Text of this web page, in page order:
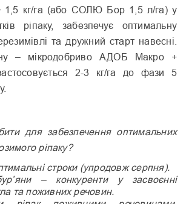
кг/га (або СОЛЮ Бор 1,5 л/га) у
ріпаку, забезпечує опти­мальну
та дружний старт навесні.
– мікродобриво АДОБ Макро +
2-3 кг/га до фази 5
для забезпечен­ня оптимальних
ріпаку?
строки (упродовж серпня).
– конкуренти у засвоєнні
та поживних речовин.